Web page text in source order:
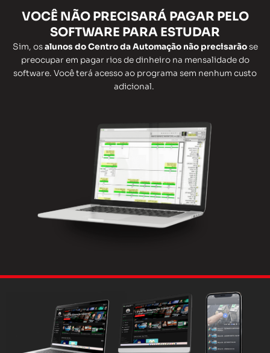
VOCÊ NÃOPRECISARÁ PAGAR PELO
SOFTWARE PARA ESTUDAR
Sim, osalunos do Centro da Automação não precisarãose
preocupar em pagar rios de dinheiro na mensalidade do
software. Você terá acesso ao programa sem nenhum custo
adicional.